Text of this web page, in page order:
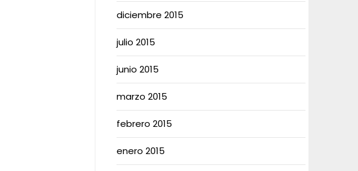
diciembre 2015
julio 2015
junio 2015
marzo 2015
febrero 2015
enero 2015